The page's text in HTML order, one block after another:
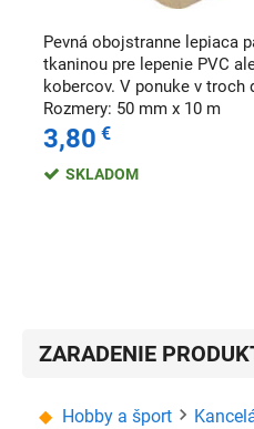
Pevná obojstranne lepiaca
tkaninou pre lepenie PVC
kobercov. V ponuke v troch
Rozmery: 50 mm x 10 m
3,80 €
SKLADOM
ZARADENIE
Hobby a šport